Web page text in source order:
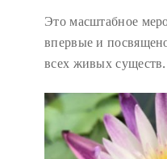
Это масштабное
впервые и
всех живых существ.